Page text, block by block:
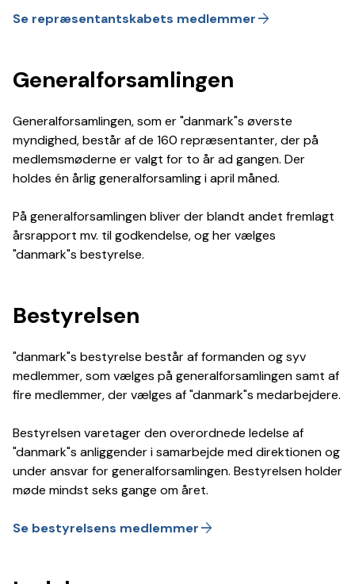
Se repræsentantskabets medlemmerarrow_forward
Generalforsamlingen
Generalforsamlingen, som er "danmark"s øverste
myndighed, består af de 160 repræsentanter, der på
medlemsmøderne er valgt for to år ad gangen. Der
holdes én årlig generalforsamling i april måned.
På generalforsamlingen bliver der blandt andet fremlagt
årsrapport mv. til godkendelse, og her vælges
"danmark"s bestyrelse.
Bestyrelsen
"danmark"s bestyrelse består af formanden og syv
medlemmer, som vælges på generalforsamlingen samt af
fire medlemmer, der vælges af "danmark"s medarbejdere.
Bestyrelsen varetager den overordnede ledelse af
"danmark"s anliggender i samarbejde med direktionen og
under ansvar for generalforsamlingen. Bestyrelsen holder
møde mindst seks gange om året.
Se bestyrelsens medlemmerarrow_forward